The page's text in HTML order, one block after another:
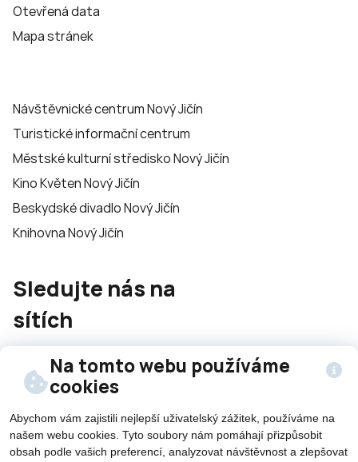
Na tomto webu používáme
cookies
Abychom vám zajistili nejlepší uživatelský zážitek, používáme na
našem webu cookies. Tyto soubory nám pomáhají přizpůsobit
obsah podle vašich preferencí, analyzovat návštěvnost a zlepšovat
Otevřená data
Mapa stránek
Návštěvnické centrum Nový Jičín
Turistické informační centrum
Městské kulturní středisko Nový Jičín
Kino Květen Nový Jičín
Beskydské divadlo Nový Jičín
Knihovna Nový Jičín
Sledujte nás na
sítích
©2026 Všechna práva vyhrazena - použití obsahu či
jeho části je umožněn pouze se souhlasem města Nový